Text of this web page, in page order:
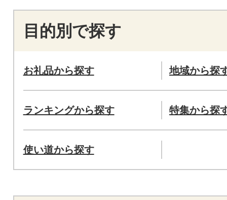
目的別で探す
お礼品から探す 地域から探
ランキングから探す 特集から探
使い道から探す